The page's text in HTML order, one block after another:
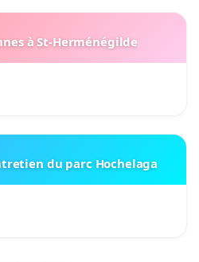
à St-Herménégilde
du parc Hochelaga